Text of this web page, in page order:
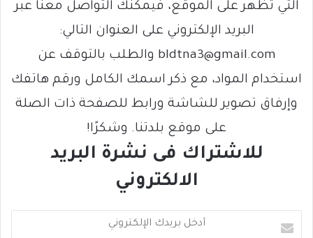
التي تظهر على الموقع، فيمكنك التواصل معنا عبر
البريد الإلكتروني على العنوان التالي:
bldtna3@gmail.com والطلب بالتوقف عن
استخدام المواد، مع ذكر اسمك الكامل ورقم هاتفك
وإرفاق تصوير للشاشة ورابط للصفحة ذات الصلة
على موقع بلدتنا. وشكرًا!
للاشتراك فى نشرة البريد
الالكتروني